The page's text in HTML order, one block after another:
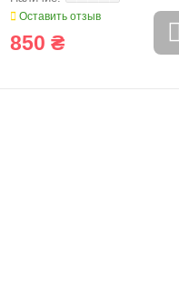
Оставить отзыв
850 ₴